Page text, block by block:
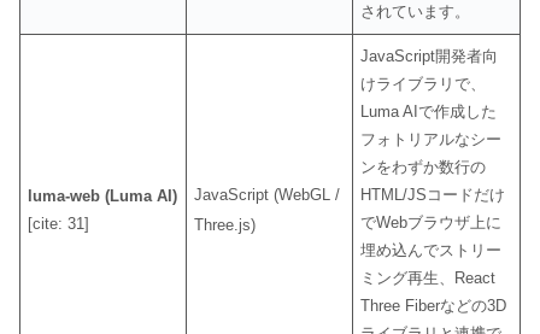
されています。
luma-web (Luma AI)
[cite: 31]
JavaScript (WebGL /
Three.js)
JavaScript開発者向
けライブラリで、
Luma AIで作成した
フォトリアルなシー
ンをわずか数行の
HTML/JSコードだけ
でWebブラウザ上に
埋め込んでストリー
ミング再生、React
Three Fiberなどの3D